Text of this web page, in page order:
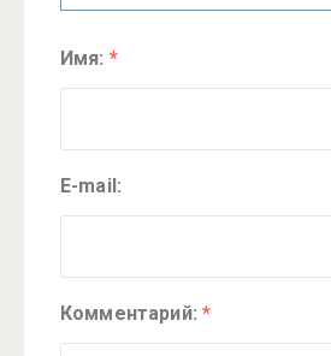
Имя: *
E-mail:
Комментарий:*